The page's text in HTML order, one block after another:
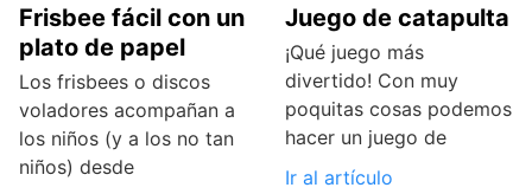
Frisbee fácil con un
plato de papel
Los frisbees o discos
voladores acompañan a
los niños (y a los no tan
niños) desde
Juego de catapulta
¡Qué juego más
divertido! Con muy
poquitas cosas podemos
hacer un juego de
Ir al artículo